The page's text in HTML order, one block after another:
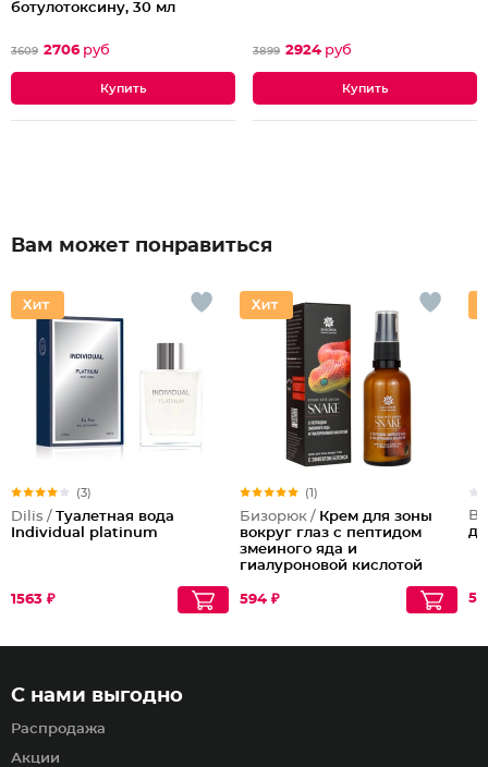
ботулотоксину, 30 мл
3609 2706 руб 3899 2924 руб
Вам может понравиться
(3)
Dilis / Туалетная вода
Individual platinum
1563 ₽
(1)
Бизорюк / Крем для зоны
вокруг глаз с пептидом
змеиного яда и
гиалуроновой кислотой
594 ₽
С нами выгодно
Распродажа
Акции